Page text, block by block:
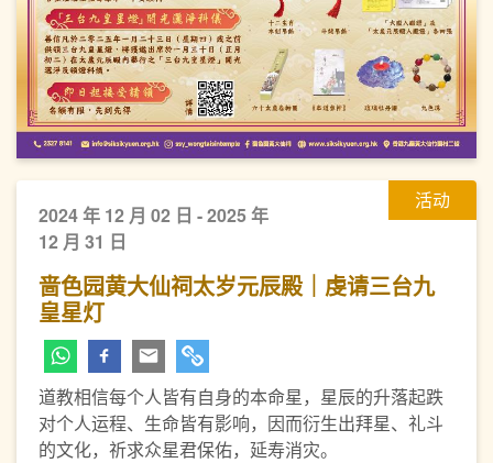
活动
2024 年 12 月 02 日 - 2025 年
12 月 31 日
啬色园黄大仙祠太岁元辰殿｜虔请三台九
皇星灯
道教相信每个人皆有自身的本命星，星辰的升落起跌
对个人运程、生命皆有影响，因而衍生出拜星、礼斗
的文化，祈求众星君保佑，延寿消灾。